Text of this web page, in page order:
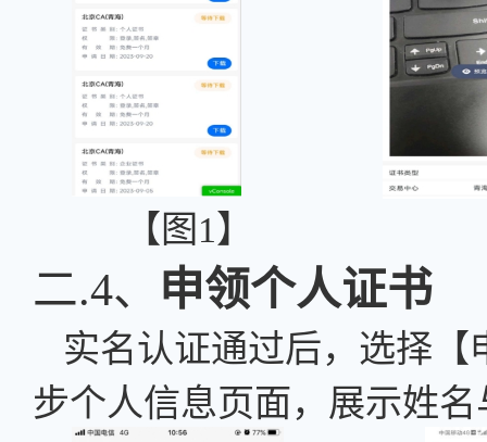
【图 1】 【
二.4、 申领个人证书
实名认证通过后，选择
步个人信息页面，展示姓